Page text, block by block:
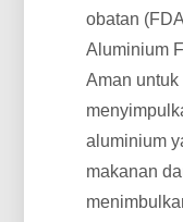
obatan
Aluminium
Aman
aluminium
makanan